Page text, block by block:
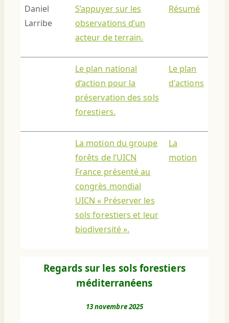
Daniel
Larribe
S’appuyer sur les
observations d’un
acteur de terrain.
Résumé
Le plan national
d’action pour la
préservation des sols
forestiers.
Le plan
d'actions
La motion du groupe
forêts de l’UICN
France présenté au
congrès mondial
UICN « Préserver les
sols forestiers et leur
biodiversité ».
La
motion
Regards sur les sols forestiers
méditerranéens
13 novembre 2025